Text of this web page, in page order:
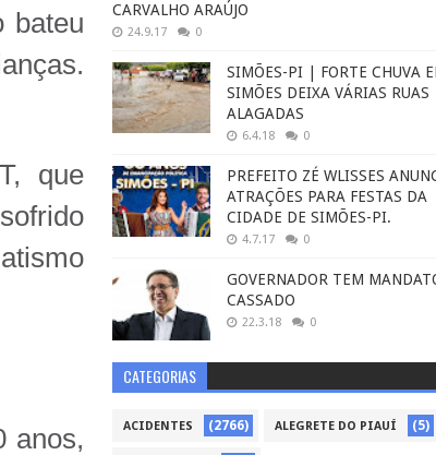
bateu
que
anos,
CARVALHO ARAÚJO
24.9.17 0
SIMÕES-PI | FORTE CHUVA
SIMÕES DEIXA VÁRIAS RUAS
ALAGADAS
6.4.18 0
PREFEITO ZÉ WLISSES
ATRAÇÕES PARA FESTAS DA
CIDADE DE SIMÕES-PI.
4.7.17 0
GOVERNADOR TEM
CASSADO
22.3.18 0
CATEGORIAS
ACIDENTES (2766) ALEGRETE DO PIAUÍ (5)